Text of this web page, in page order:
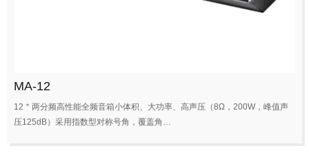
MA-12
12＂两分频高性能全频音箱小体积、大功率、高声压（8Ω，200W，峰值声
压125dB）采用指数型对称号角，覆盖角…